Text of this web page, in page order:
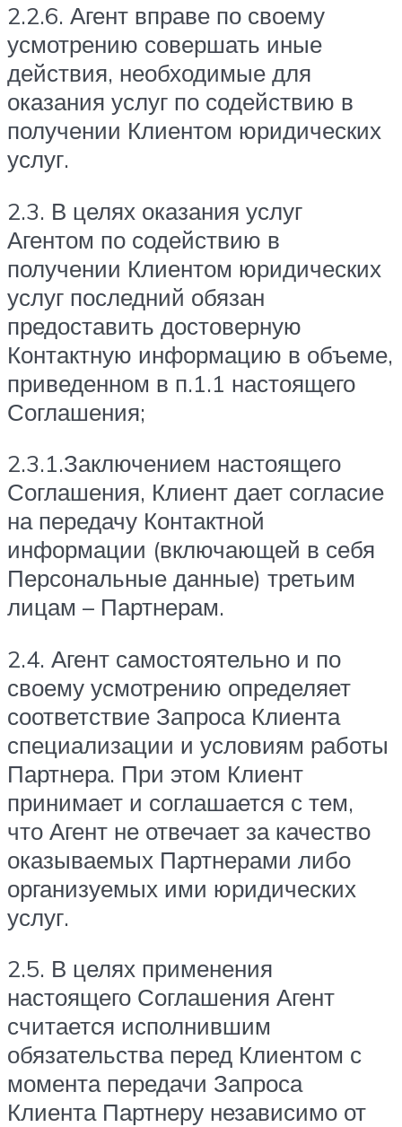
2.2.6. Агент вправе по своему
усмотрению совершать иные
действия, необходимые для
оказания услуг по содействию в
получении Клиентом юридических
услуг.
2.3. В целях оказания услуг
Агентом по содействию в
получении Клиентом юридических
услуг последний обязан
предоставить достоверную
Контактную информацию в объеме,
приведенном в п.1.1 настоящего
Соглашения;
2.3.1.Заключением настоящего
Соглашения, Клиент дает согласие
на передачу Контактной
информации (включающей в себя
Персональные данные) третьим
лицам – Партнерам.
2.4. Агент самостоятельно и по
своему усмотрению определяет
соответствие Запроса Клиента
специализации и условиям работы
Партнера. При этом Клиент
принимает и соглашается с тем,
что Агент не отвечает за качество
оказываемых Партнерами либо
организуемых ими юридических
услуг.
2.5. В целях применения
настоящего Соглашения Агент
считается исполнившим
обязательства перед Клиентом с
момента передачи Запроса
Клиента Партнеру независимо от